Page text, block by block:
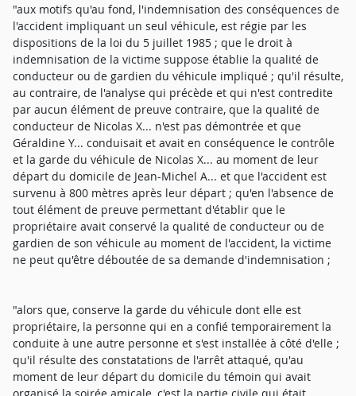
"aux motifs qu'au fond, l'indemnisation des conséquences de
l'accident impliquant un seul véhicule, est régie par les
dispositions de la loi du 5 juillet 1985 ; que le droit à
indemnisation de la victime suppose établie la qualité de
conducteur ou de gardien du véhicule impliqué ; qu'il résulte,
au contraire, de l'analyse qui précède et qui n'est contredite
par aucun élément de preuve contraire, que la qualité de
conducteur de Nicolas X... n'est pas démontrée et que
Géraldine Y... conduisait et avait en conséquence le contrôle
et la garde du véhicule de Nicolas X... au moment de leur
départ du domicile de Jean-Michel A... et que l'accident est
survenu à 800 mètres après leur départ ; qu'en l'absence de
tout élément de preuve permettant d'établir que le
propriétaire avait conservé la qualité de conducteur ou de
gardien de son véhicule au moment de l'accident, la victime
ne peut qu'être déboutée de sa demande d'indemnisation ;
"alors que, conserve la garde du véhicule dont elle est
propriétaire, la personne qui en a confié temporairement la
conduite à une autre personne et s'est installée à côté d'elle ;
qu'il résulte des constatations de l'arrêt attaqué, qu'au
moment de leur départ du domicile du témoin qui avait